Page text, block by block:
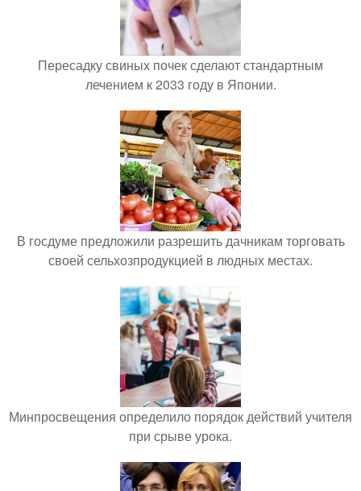
Пересадку свиных почек сделают стандартным
лечением к 2033 году в Японии.
В госдуме предложили разрешить дачникам торговать
своей сельхозпродукцией в людных местах.
Минпросвещения определило порядок действий учителя
при срыве урока.